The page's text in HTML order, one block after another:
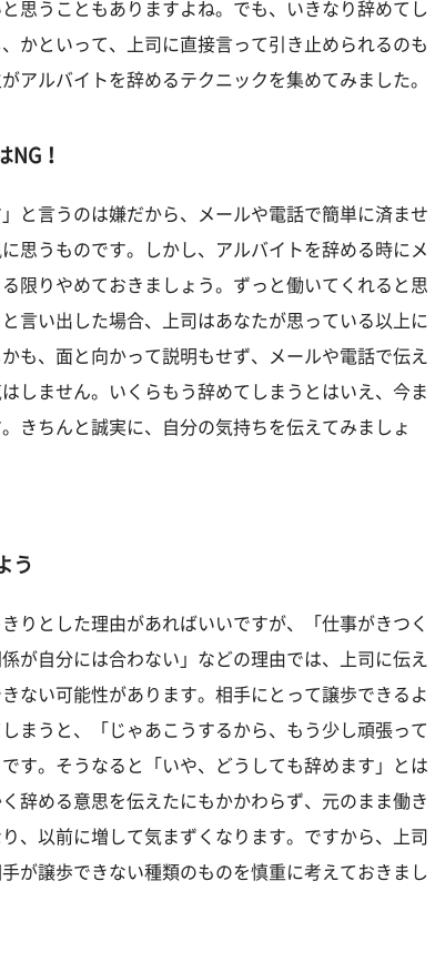
思うこともありますよね。でも、いきなり辞めてし
かといって、上司に直接言って引き止められるのも
アルバイトを辞めるテクニックを集めてみました。
NG！
と言うのは嫌だから、メールや電話で簡単に済ませ
思うものです。しかし、アルバイトを辞める時にメ
限りやめておきましょう。ずっと働いてくれると思
言い出した場合、上司はあなたが思っている以上に
も、面と向かって説明もせず、メールや電話で伝え
しません。いくらもう辞めてしまうとはいえ、今ま
きちんと誠実に、自分の気持ちを伝えてみましょ
う
りとした理由があればいいですが、「仕事がきつく
が自分には合わない」などの理由では、上司に伝え
ない可能性があります。相手にとって譲歩できるよ
まうと、「じゃあこうするから、もう少し頑張って
す。そうなると「いや、どうしても辞めます」とは
辞める意思を伝えたにもかかわらず、元のまま働き
、以前に増して気まずくなります。ですから、上司
が譲歩できない種類のものを慎重に考えておきまし